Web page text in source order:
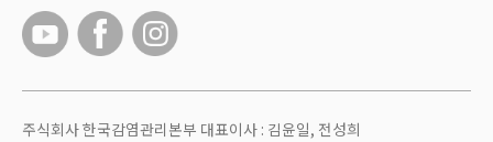
주식회사 한국감염관리본부 대표이사 : 김윤일, 전성희